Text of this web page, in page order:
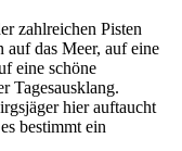
zahlreichen Pisten
das Meer, auf eine
eine schöne
Tagesausklang.
hier auftaucht
bestimmt ein